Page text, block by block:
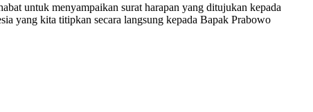
untuk menyampaikan surat harapan yang ditujukan kepada
yang kita titipkan secara langsung kepada Bapak Prabowo